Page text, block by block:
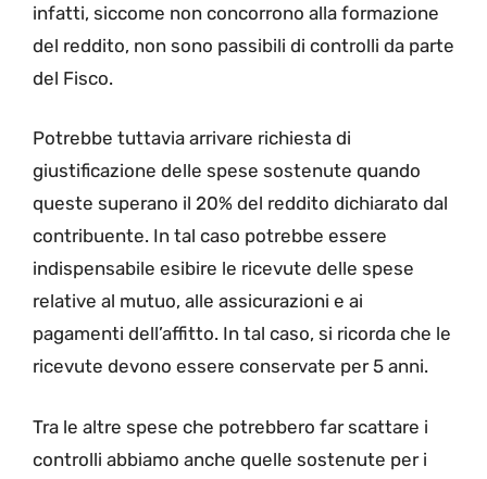
infatti, siccome non concorrono alla formazione
del reddito, non sono passibili di controlli da parte
del Fisco.
Potrebbe tuttavia arrivare richiesta di
giustificazione delle spese sostenute quando
queste superano il 20% del reddito dichiarato dal
contribuente. In tal caso potrebbe essere
indispensabile esibire le ricevute delle spese
relative al mutuo, alle assicurazioni e ai
pagamenti dell’affitto. In tal caso, si ricorda che le
ricevute devono essere conservate per 5 anni.
Tra le altre spese che potrebbero far scattare i
controlli abbiamo anche quelle sostenute per i